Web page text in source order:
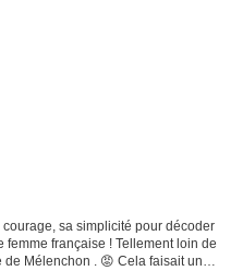
sa simplicité pour décoder
femme française ! Tellement loin de
Mélenchon . 😡 Cela faisait un